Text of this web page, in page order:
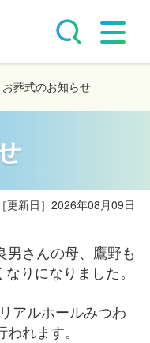
お葬式のお知らせ
［更新日］ 2026年08月09日
さんの母、鷹野も
りになりました。
アルホールみつわ
れます。